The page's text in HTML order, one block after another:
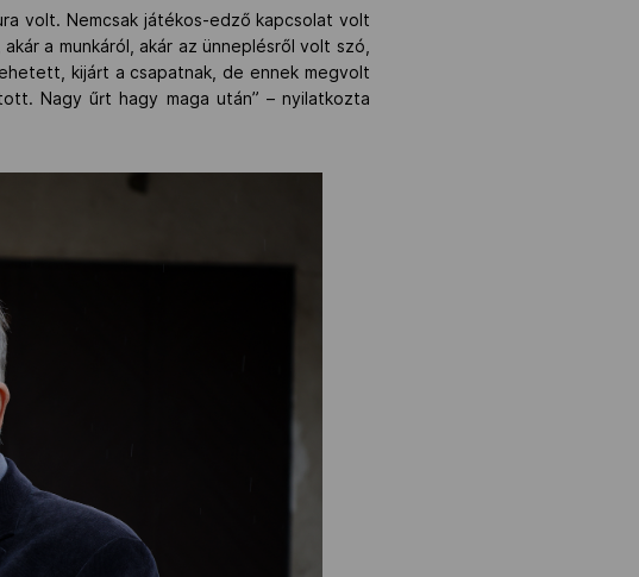
volt. Nemcsak játékos-edző kapcsolat volt
a munkáról, akár az ünneplésről volt szó,
kijárt a csapatnak, de ennek megvolt
Nagy űrt hagy maga után” – nyilatkozta